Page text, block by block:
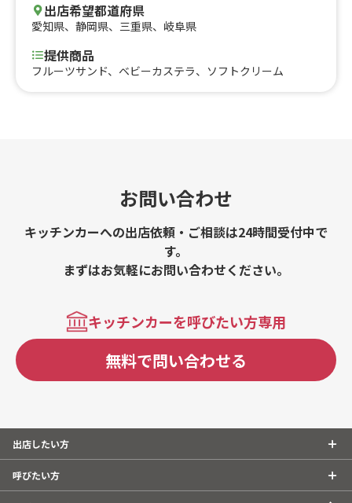
出店希望都道府県
愛知県、 静岡県、 三重県、 岐阜県
提供商品
フルーツサンド、ベビーカステラ、ソフトクリーム
お問い合わせ
キッチンカーへの出店依頼・ご相談は24時間受付中で
す。
まずはお気軽にお問い合わせください。
キッチンカーを呼びたい方専用
無料で問い合わせる
出店したい方
呼びたい方